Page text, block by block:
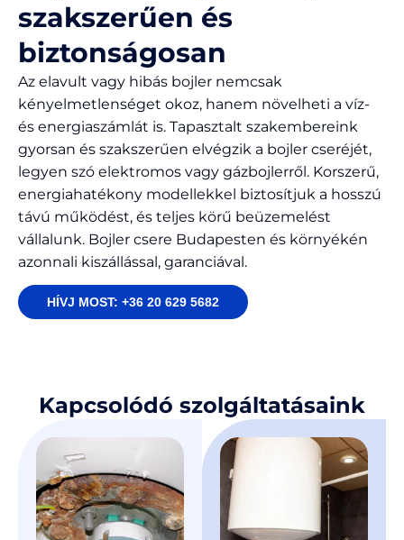
szakszerűen és
biztonságosan
Az elavult vagy hibás bojler nemcsak
kényelmetlenséget okoz, hanem növelheti a víz-
és energiaszámlát is. Tapasztalt szakembereink
gyorsan és szakszerűen elvégzik a bojler cseréjét,
legyen szó elektromos vagy gázbojlerről. Korszerű,
energiahatékony modellekkel biztosítjuk a hosszú
távú működést, és teljes körű beüzemelést
vállalunk. Bojler csere Budapesten és környékén
azonnali kiszállással, garanciával.
HÍVJ MOST: +36 20 629 5682
Kapcsolódó szolgáltatásaink